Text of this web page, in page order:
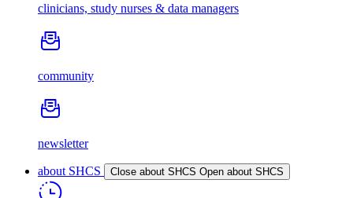
clinicians, study nurses & data managers
community
newsletter
about SHCS Close about SHCS Open about SHCS